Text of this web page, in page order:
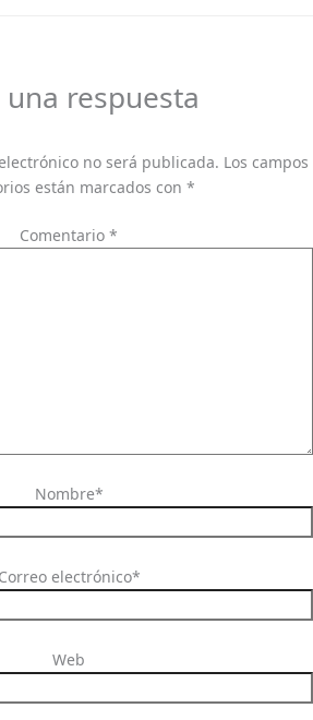
una respuesta
no será publicada. Los campos
están marcados con *
Comentario *
Nombre*
Correo electrónico*
Web